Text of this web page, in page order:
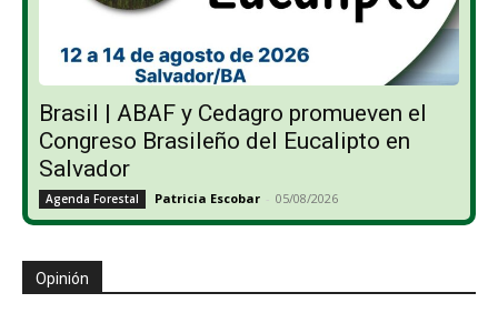
Brasil | ABAF y Cedagro promueven el
Congreso Brasileño del Eucalipto en
Salvador
Agenda Forestal Patricia Escobar - 05/08/2026
Opinión